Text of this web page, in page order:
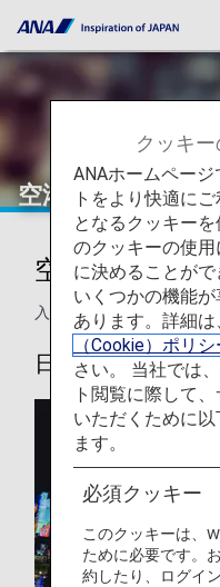
空港と都市に関
空港・都市の
入出国情報などの渡航先
日本の空港と都市
クッキ
ANAホームページ
トをより快適に
となるクッキー
のクッキーの使
に決めることが
いくつかの機能
あります。詳細は
（Cookie）ポリ
さい。 当社では
ト閲覧に際して
いただくために
ます。
必須クッキー
このクッキーは、
ために必要です。
約したり、ログイ